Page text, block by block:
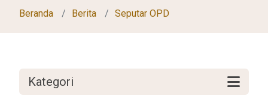
Beranda Berita Seputar OPD
Kategori